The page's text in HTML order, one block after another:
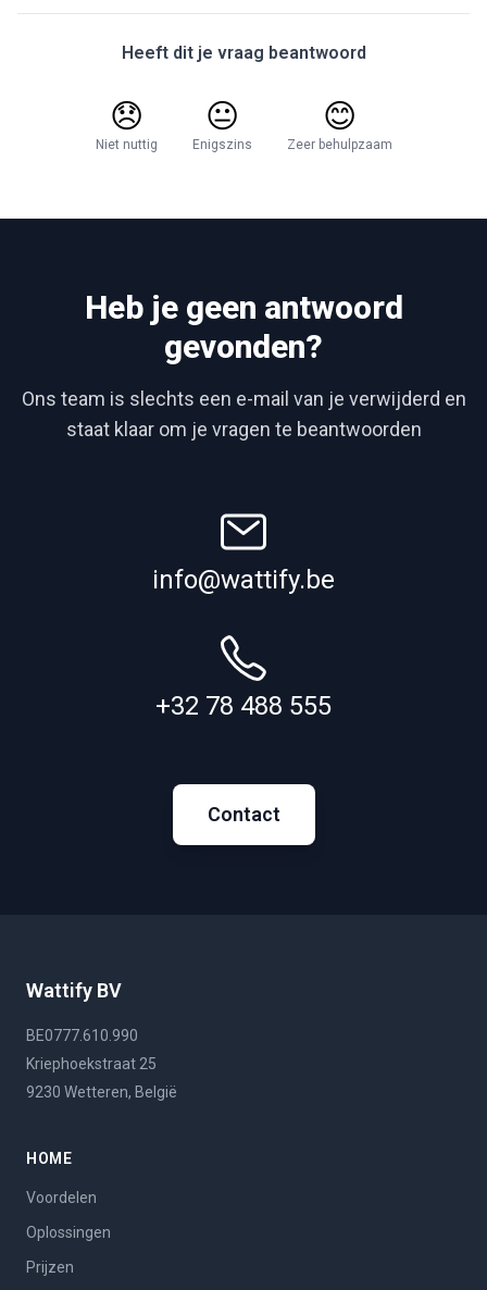
Heeft dit je vraag beantwoord
😞
Niet nuttig
😐
Enigszins
😊
Zeer behulpzaam
Heb je geen antwoord
gevonden?
Ons team is slechts een e-mail van je verwijderd en
staat klaar om je vragen te beantwoorden
info@wattify.be
+32 78 488 555
Contact
Wattify BV
BE0777.610.990
Kriephoekstraat 25
9230 Wetteren, België
HOME
Voordelen
Oplossingen
Prijzen